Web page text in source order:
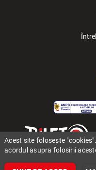
Acest site folosește
acordul asupra folosirii